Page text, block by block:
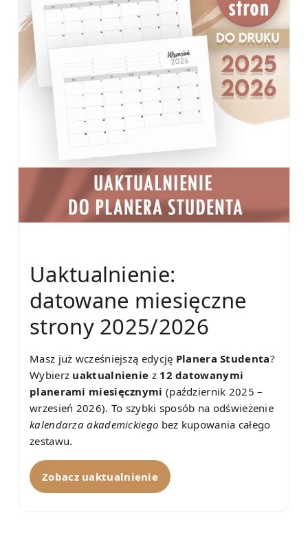
Uaktualnienie:
datowane miesięczne
strony 2025/2026
Masz już wcześniejszą edycję Planera Studenta?
Wybierz uaktualnienie z 12 datowanymi
planerami miesięcznymi (październik 2025 –
wrzesień 2026). To szybki sposób na odświeżenie
kalendarza akademickiego bez kupowania całego
zestawu.
Zobacz uaktualnienie